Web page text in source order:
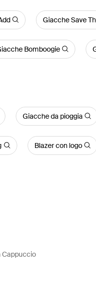
Giacche Save
Bomboogie
Giacche da pioggia
Blazer con logo
Cappuccio